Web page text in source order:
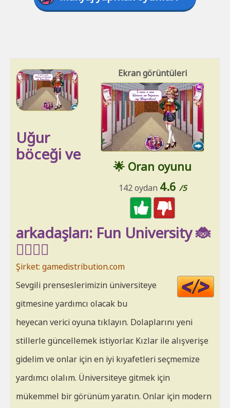
Ekran görüntüleri
🌟 Oran oyunu
142 oydan 4.6 /5
Uğur
böceği ve
arkadaşları: Fun University 🐞
🦸‍♀️🦸‍♂️
Şirket: gamedistribution.com
Sevgili prenseslerimizin üniversiteye
gitmesine yardımcı olacak bu
heyecan verici oyuna tıklayın. Dolaplarını yeni
stillerle güncellemek istiyorlar. Kızlar ile alışverişe
gidelim ve onlar için en iyi kıyafetleri seçmemize
yardımcı olalım. Üniversiteye gitmek için
mükemmel bir görünüm yaratın. Onlar için modern